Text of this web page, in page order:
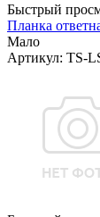
Быстрый
Планка
Мало
Артикул: TS-